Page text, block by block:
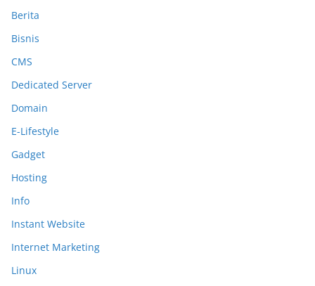
Berita
Bisnis
CMS
Dedicated Server
Domain
E-Lifestyle
Gadget
Hosting
Info
Instant Website
Internet Marketing
Linux